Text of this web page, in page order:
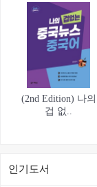
(2nd Edition) 나의
겁 없..
인기도서